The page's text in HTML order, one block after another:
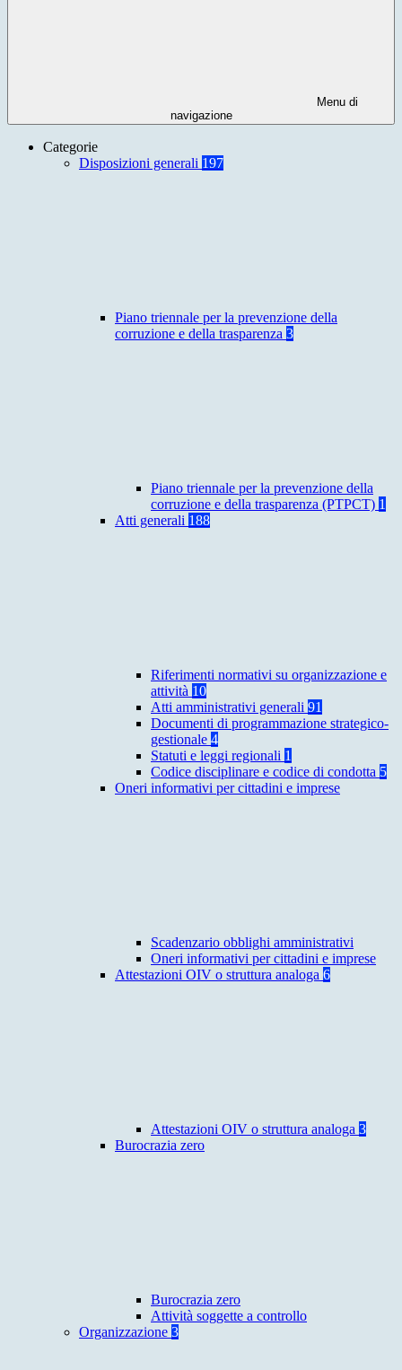
Menu di
navigazione
Categorie
Disposizioni generali 197
Piano triennale per la prevenzione della
corruzione e della trasparenza 3
Piano triennale per la prevenzione della
corruzione e della trasparenza (PTPCT) 1
Atti generali 188
Riferimenti normativi su organizzazione e
attività 10
Atti amministrativi generali 91
Documenti di programmazione strategico-
gestionale 4
Statuti e leggi regionali 1
Codice disciplinare e codice di condotta 5
Oneri informativi per cittadini e imprese
Scadenzario obblighi amministrativi
Oneri informativi per cittadini e imprese
Attestazioni OIV o struttura analoga 6
Attestazioni OIV o struttura analoga 3
Burocrazia zero
Burocrazia zero
Attività soggette a controllo
Organizzazione 3